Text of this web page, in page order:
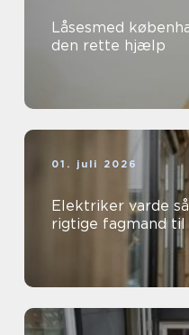
Låsesmed københavn sådan
den rette hjælp
01. juli 2026
Elektriker varde sådan vælger du den
rigtige fagmand